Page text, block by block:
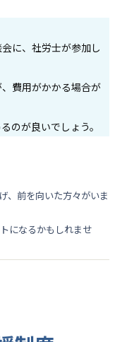
に、社労士が参加し
費用がかかる場合が
のが良いでしょう。
、前を向いた方々がいま
になるかもしれませ